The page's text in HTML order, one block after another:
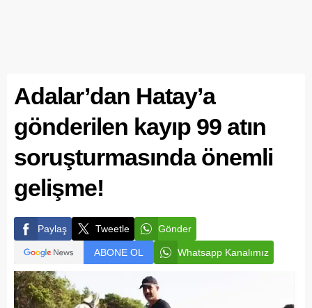
Adalar’dan Hatay’a
gönderilen kayıp 99 atın
soruşturmasında önemli
gelişme!
Paylaş Tweetle Gönder
ABONE OL Whatsapp Kanalımız